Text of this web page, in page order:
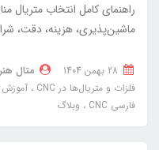
ماشین‌پذیری، هزینه، دقت،
متال هنر
فلزات و متریال‌ها در CNC
فارسی CNC
وبلاگ